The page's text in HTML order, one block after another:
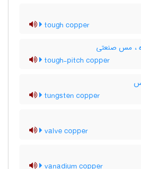
tough copper
، مس صنعتی
tough-pitch copper
tungsten copper
valve copper